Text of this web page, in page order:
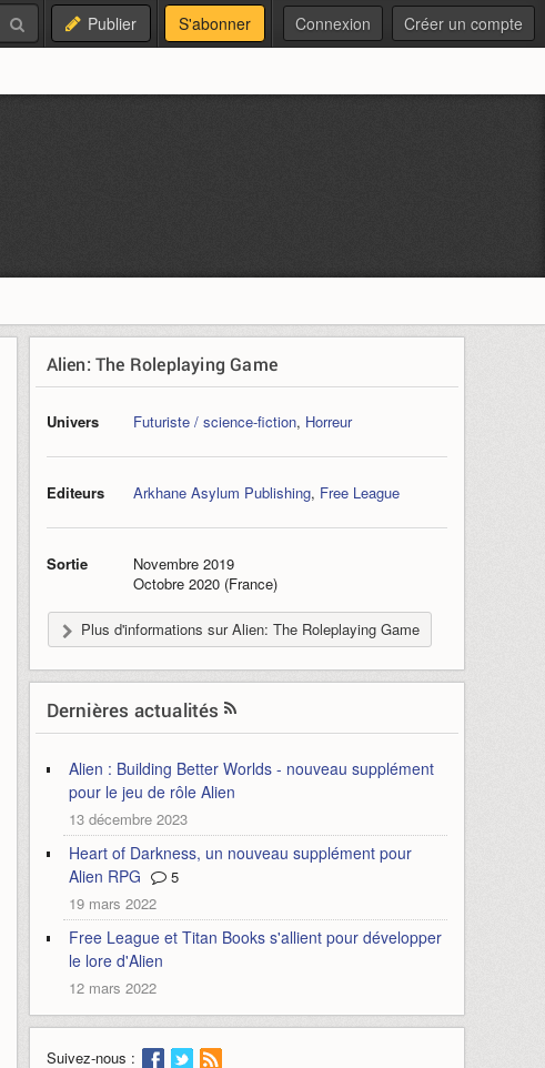
Publier S'abonner Connexion Créer un compte
Alien: The Roleplaying Game
Univers Futuriste / science-fiction, Horreur
Editeurs Arkhane Asylum Publishing, Free League
Sortie
Novembre 2019
Octobre 2020 (France)
Plus d'informations sur Alien: The Roleplaying Game
Dernières actualités
Alien : Building Better Worlds - nouveau supplément
pour le jeu de rôle Alien
13 décembre 2023
Heart of Darkness, un nouveau supplément pour
Alien RPG
5
19 mars 2022
Free League et Titan Books s'allient pour développer
le lore d'Alien
12 mars 2022
Suivez-nous :